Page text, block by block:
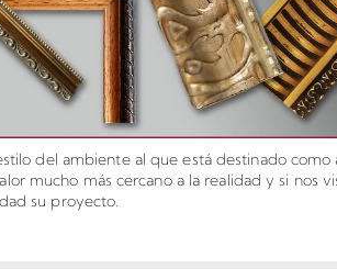
del ambiente al que está destinado
mucho más cercano a la realidad y si nos
su proyecto.